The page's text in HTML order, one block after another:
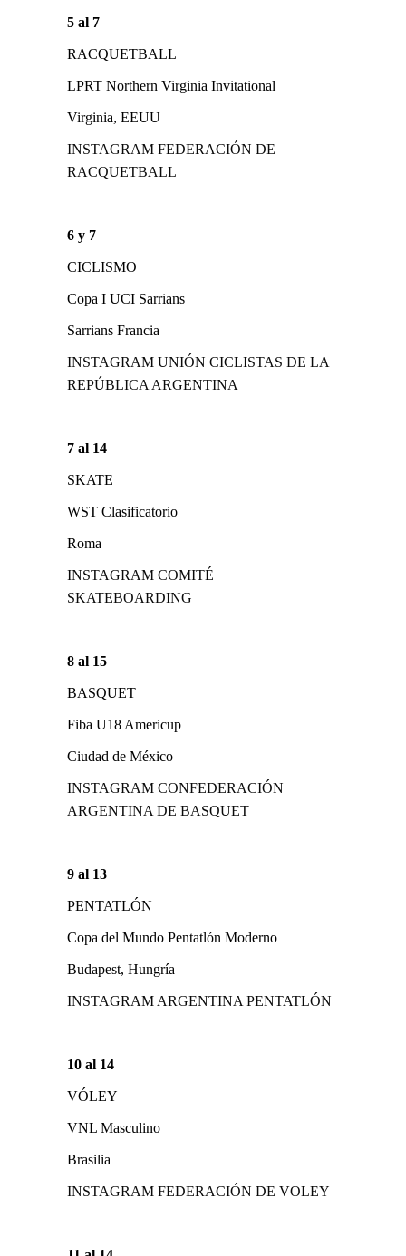
5 al 7
RACQUETBALL
LPRT Northern Virginia Invitational
Virginia, EEUU
INSTAGRAM FEDERACIÓN DE
RACQUETBALL
6 y 7
CICLISMO
Copa I UCI Sarrians
Sarrians Francia
INSTAGRAM UNIÓN CICLISTAS DE LA
REPÚBLICA ARGENTINA
7 al 14
SKATE
WST Clasificatorio
Roma
INSTAGRAM COMITÉ
SKATEBOARDING
8 al 15
BASQUET
Fiba U18 Americup
Ciudad de México
INSTAGRAM CONFEDERACIÓN
ARGENTINA DE BASQUET
9 al 13
PENTATLÓN
Copa del Mundo Pentatlón Moderno
Budapest, Hungría
INSTAGRAM ARGENTINA PENTATLÓN
10 al 14
VÓLEY
VNL Masculino
Brasilia
INSTAGRAM FEDERACIÓN DE VOLEY